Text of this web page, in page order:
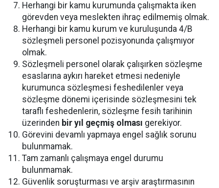
Herhangi bir kamu kurumunda çalışmakta iken
görevden veya meslekten ihraç edilmemiş olmak.
Herhangi bir kamu kurum ve kuruluşunda 4/B
sözleşmeli personel pozisyonunda çalışmıyor
olmak.
Sözleşmeli personel olarak çalışırken sözleşme
esaslarına aykırı hareket etmesi nedeniyle
kurumunca sözleşmesi feshedilenler veya
sözleşme dönemi içerisinde sözleşmesini tek
taraflı feshedenlerin, sözleşme fesih tarihinin
üzerinden bir yıl geçmiş olması gerekiyor.
Görevini devamlı yapmaya engel sağlık sorunu
bulunmamak.
Tam zamanlı çalışmaya engel durumu
bulunmamak.
Güvenlik soruşturması ve arşiv araştırmasının